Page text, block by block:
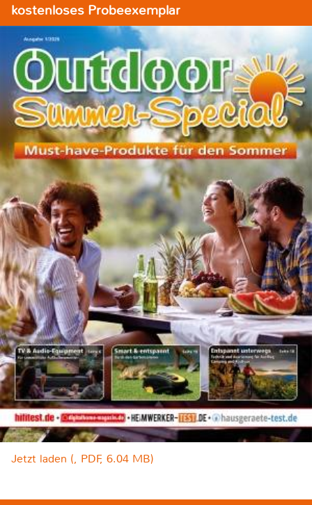
kostenloses Probeexemplar
Jetzt laden (, PDF, 6.04 MB)